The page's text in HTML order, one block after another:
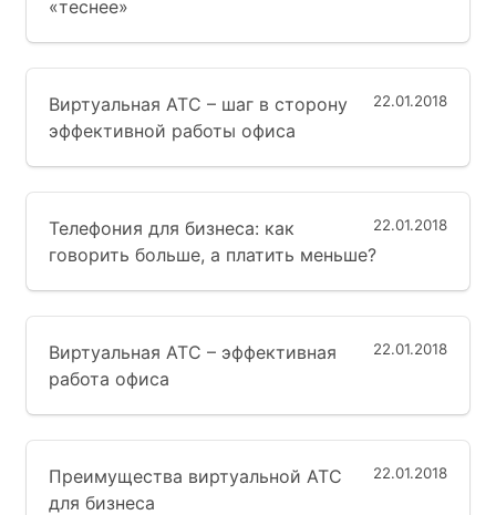
«теснее»
22.01.2018
Виртуальная АТС – шаг в сторону
эффективной работы офиса
22.01.2018
Телефония для бизнеса: как
говорить больше, а платить меньше?
22.01.2018
Виртуальная АТС – эффективная
работа офиса
22.01.2018
Преимущества виртуальной АТС
для бизнеса